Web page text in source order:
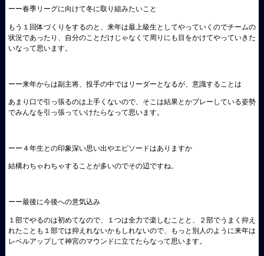
ーー春季リーグに向けて冬に取り組みたいこと
もう１回体づくりをするのと、来年は最上級生としてやっていくのでチームの
状況であったり、自分のことだけじゃなくて周りにも目をかけてやっていきた
いなって思います。
ーー来年からは副主将、投手の中ではリーダーとなるが、意識することは
あまり口で引っ張るのは上手くないので、そこは結果とかプレーしている姿勢
でみんなを引っ張っていけたらなって思います。
ーー４年生との印象深い思い出やエピソードはありますか
結構わちゃわちゃすることが多いのでその辺ですね。
ーー最後に今後への意気込み
１部でやるのは初めてなので、１つは全力で楽しむことと、２部でうまく抑え
れたことも１部では抑えれないかもしれないので、もっと別人のように来年は
レベルアップして神宮のマウンドに立てたらなって思います。